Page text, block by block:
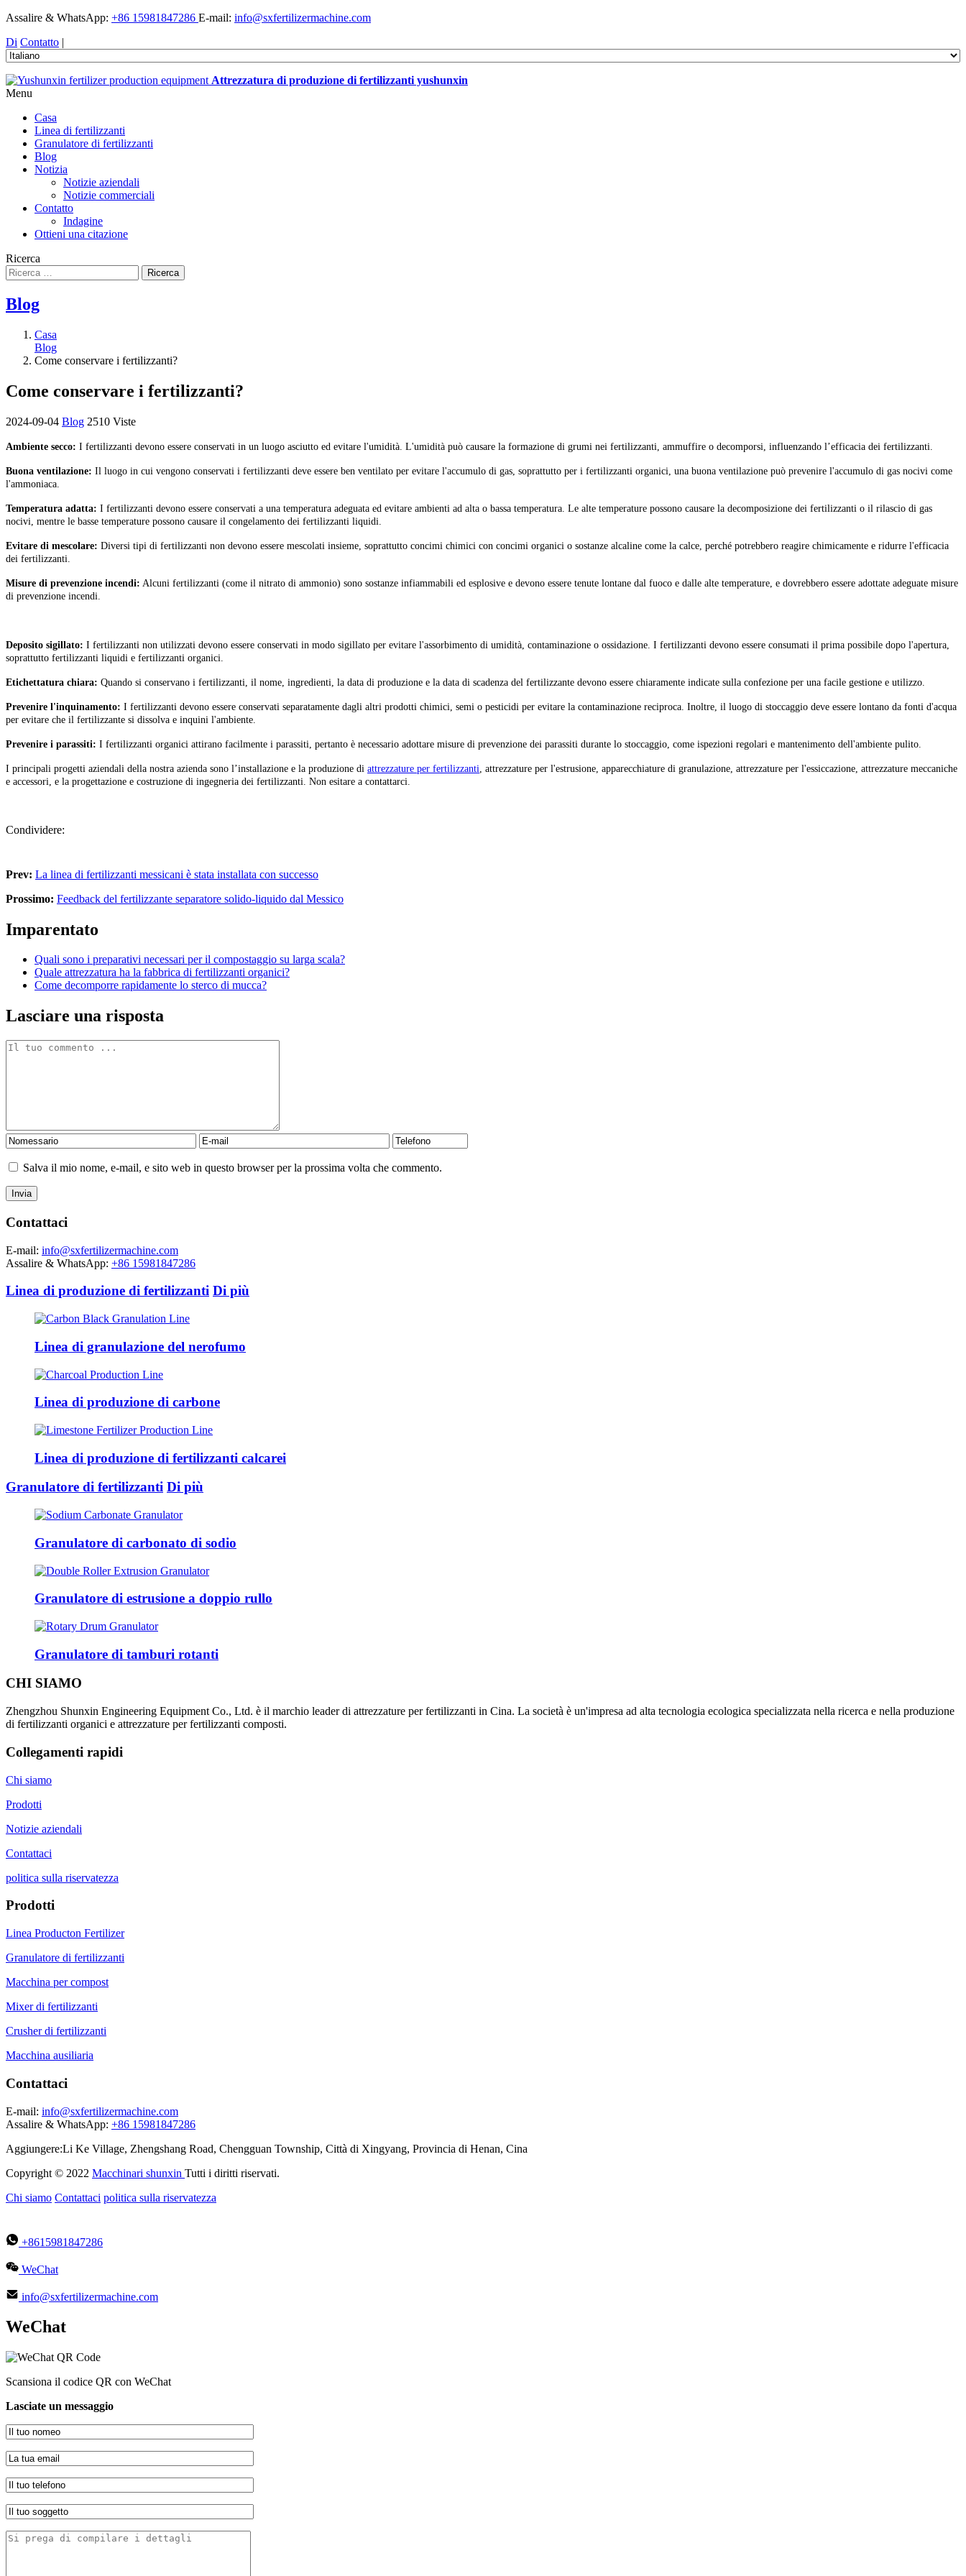
Assalire & WhatsApp: +86 15981847286 E-mail: info@sxfertilizermachine.com
Di Contatto |
Attrezzatura di produzione di fertilizzanti yushunxin
Menu
Casa
Linea di fertilizzanti
Granulatore di fertilizzanti
Blog
Notizia
Notizie aziendali
Notizie commerciali
Contatto
Indagine
Ottieni una citazione
Ricerca
Ricerca
Blog
Casa
Blog
Come conservare i fertilizzanti?
Come conservare i fertilizzanti?
2024-09-04 Blog 2510 Viste
Ambiente secco: I fertilizzanti devono essere conservati in un luogo asciutto ed evitare l'umidità. L'umidità può causare la formazione di grumi nei fertilizzanti, ammuffire o decomporsi, influenzando l’efficacia dei fertilizzanti.
Buona ventilazione: Il luogo in cui vengono conservati i fertilizzanti deve essere ben ventilato per evitare l'accumulo di gas, soprattutto per i fertilizzanti organici, una buona ventilazione può prevenire l'accumulo di gas nocivi come
l'ammoniaca.
Temperatura adatta: I fertilizzanti devono essere conservati a una temperatura adeguata ed evitare ambienti ad alta o bassa temperatura. Le alte temperature possono causare la decomposizione dei fertilizzanti o il rilascio di gas
nocivi, mentre le basse temperature possono causare il congelamento dei fertilizzanti liquidi.
Evitare di mescolare: Diversi tipi di fertilizzanti non devono essere mescolati insieme, soprattutto concimi chimici con concimi organici o sostanze alcaline come la calce, perché potrebbero reagire chimicamente e ridurre l'efficacia
dei fertilizzanti.
Misure di prevenzione incendi: Alcuni fertilizzanti (come il nitrato di ammonio) sono sostanze infiammabili ed esplosive e devono essere tenute lontane dal fuoco e dalle alte temperature, e dovrebbero essere adottate adeguate misure
di prevenzione incendi.
Deposito sigillato: I fertilizzanti non utilizzati devono essere conservati in modo sigillato per evitare l'assorbimento di umidità, contaminazione o ossidazione. I fertilizzanti devono essere consumati il ​​prima possibile dopo l'apertura,
soprattutto fertilizzanti liquidi e fertilizzanti organici.
Etichettatura chiara: Quando si conservano i fertilizzanti, il nome, ingredienti, la data di produzione e la data di scadenza del fertilizzante devono essere chiaramente indicate sulla confezione per una facile gestione e utilizzo.
Prevenire l'inquinamento: I fertilizzanti devono essere conservati separatamente dagli altri prodotti chimici, semi o pesticidi per evitare la contaminazione reciproca. Inoltre, il luogo di stoccaggio deve essere lontano da fonti d'acqua
per evitare che il fertilizzante si dissolva e inquini l'ambiente.
Prevenire i parassiti: I fertilizzanti organici attirano facilmente i parassiti, pertanto è necessario adottare misure di prevenzione dei parassiti durante lo stoccaggio, come ispezioni regolari e mantenimento dell'ambiente pulito.
I principali progetti aziendali della nostra azienda sono l’installazione e la produzione di attrezzature per fertilizzanti , attrezzature per l'estrusione, apparecchiature di granulazione, attrezzature per l'essiccazione, attrezzature meccaniche
e accessori, e la progettazione e costruzione di ingegneria dei fertilizzanti. Non esitare a contattarci.
Condividere:
Prev: La linea di fertilizzanti messicani è stata installata con successo
Prossimo: Feedback del fertilizzante separatore solido-liquido dal Messico
Imparentato
Quali sono i preparativi necessari per il compostaggio su larga scala?
Quale attrezzatura ha la fabbrica di fertilizzanti organici?
Come decomporre rapidamente lo sterco di mucca?
Lasciare una risposta
Salva il mio nome, e-mail, e sito web in questo browser per la prossima volta che commento.
Contattaci
E-mail: info@sxfertilizermachine.com
Assalire & WhatsApp: +86 15981847286
Linea di produzione di fertilizzanti Di più
Linea di granulazione del nerofumo
Linea di produzione di carbone
Linea di produzione di fertilizzanti calcarei
Granulatore di fertilizzanti Di più
Granulatore di carbonato di sodio
Granulatore di estrusione a doppio rullo
Granulatore di tamburi rotanti
CHI SIAMO
Zhengzhou Shunxin Engineering Equipment Co., Ltd. è il marchio leader di attrezzature per fertilizzanti in Cina. La società è un'impresa ad alta tecnologia ecologica specializzata nella ricerca e nella produzione
di fertilizzanti organici e attrezzature per fertilizzanti composti.
Collegamenti rapidi
Chi siamo
Prodotti
Notizie aziendali
Contattaci
politica sulla riservatezza
Prodotti
Linea Producton Fertilizer
Granulatore di fertilizzanti
Macchina per compost
Mixer di fertilizzanti
Crusher di fertilizzanti
Macchina ausiliaria
Contattaci
E-mail: info@sxfertilizermachine.com
Assalire & WhatsApp: +86 15981847286
Aggiungere:Li Ke Village, Zhengshang Road, Chengguan Township, Città di Xingyang, Provincia di Henan, Cina
Copyright © 2022 Macchinari shunxin Tutti i diritti riservati.
Chi siamo Contattaci politica sulla riservatezza
+8615981847286
WeChat
info@sxfertilizermachine.com
WeChat
Scansiona il codice QR con WeChat
Lasciate un messaggio